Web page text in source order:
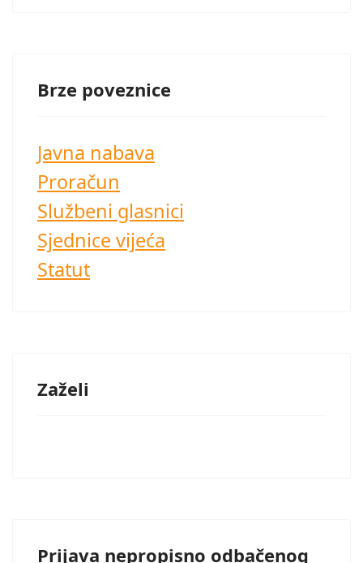
Brze poveznice
Javna nabava
Proračun
Službeni glasnici
Sjednice vijeća
Statut
Zaželi
Prijava nepropisno odbačenog